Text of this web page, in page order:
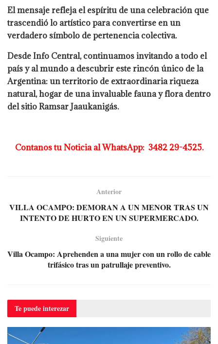
El mensaje refleja el espíritu de una celebración que
trascendió lo artístico para convertirse en un
verdadero símbolo de pertenencia colectiva.
Desde Info Central, continuamos invitando a todo el
país y al mundo a descubrir este rincón único de la
Argentina: un territorio de extraordinaria riqueza
natural, hogar de una invaluable fauna y flora dentro
del sitio Ramsar Jaaukanigás.
Contanos tu Noticia al WhatsApp: 3482 29-4525.
Anterior
VILLA OCAMPO: DEMORAN A UN MENOR TRAS UN
INTENTO DE HURTO EN UN SUPERMERCADO.
Siguiente
Villa Ocampo: Aprehenden a una mujer con un rollo de cable
trifásico tras un patrullaje preventivo.
Te puedeinterezar